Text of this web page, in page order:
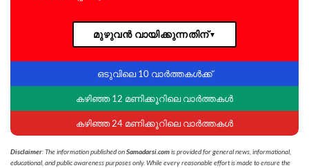
മുഴുവൻ വായിക്കുന്നതിന്▼
ഒടുവിലെ 10 വാർത്തകൾക്ക്
കഴിഞ്ഞ 12 മണിക്കൂറിലെ വാർത്തകൾ
കഴിഞ്ഞ 24 മണിക്കൂറിലെ വാർത്തകൾ
Disclaimer: The information published onSamadarsi.comis provided for general news, informational,
educational, and public awareness purposes only. While every reasonable effort is made to ensure the